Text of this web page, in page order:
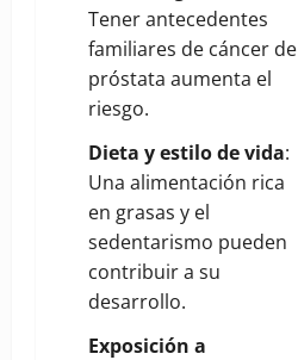
Tener antecedentes
familiares de cáncer de
próstata aumenta el
riesgo.
Dieta y estilo de vida:
Una alimentación rica
en grasas y el
sedentarismo pueden
contribuir a su
desarrollo.
Exposición a